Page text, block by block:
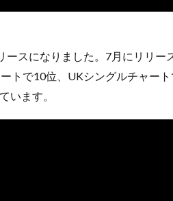
ースになりました。7月にリリー
トで10位、UKシングルチャート
います。